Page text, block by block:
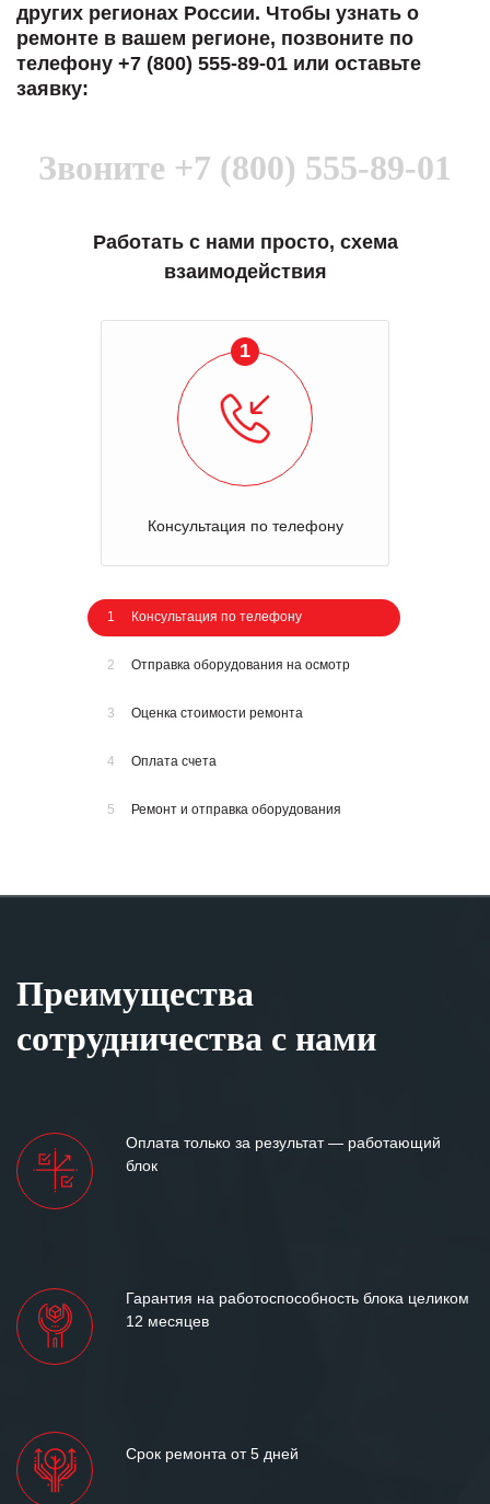
других регионах России. Чтобы узнать о
ремонте в вашем регионе, позвоните по
телефону +7 (800) 555-89-01 или оставьте
заявку:
Звоните +7 (800) 555-89-01
Работать с нами просто, схема
взаимодействия
1
Консультация по телефону
1 Консультация по телефону
2 Отправка оборудования на осмотр
3 Оценка стоимости ремонта
4 Оплата счета
5 Ремонт и отправка оборудования
Преимущества
сотрудничества с нами
Оплата только за результат — работающий
блок
Гарантия на работоспособность блока целиком
12 месяцев
Срок ремонта от 5 дней